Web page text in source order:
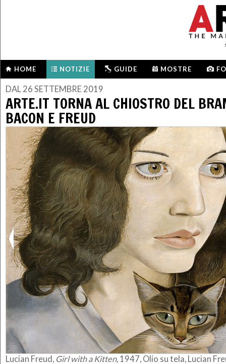
HOME NOTIZIE GUIDE MOSTRE
DAL 26 SETTEMBRE 2019
ARTE.IT TORNA AL CHIOSTRO DEL
BACON E FREUD
Lucian Freud, Girl with a Kitten, 1947, Olio su tela, Lucian